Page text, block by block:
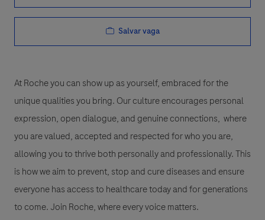
Salvar vaga
At Roche you can show up as yourself, embraced for the
unique qualities you bring. Our culture encourages personal
expression, open dialogue, and genuine connections, where
you are valued, accepted and respected for who you are,
allowing you to thrive both personally and professionally. This
is how we aim to prevent, stop and cure diseases and ensure
everyone has access to healthcare today and for generations
to come. Join Roche, where every voice matters.